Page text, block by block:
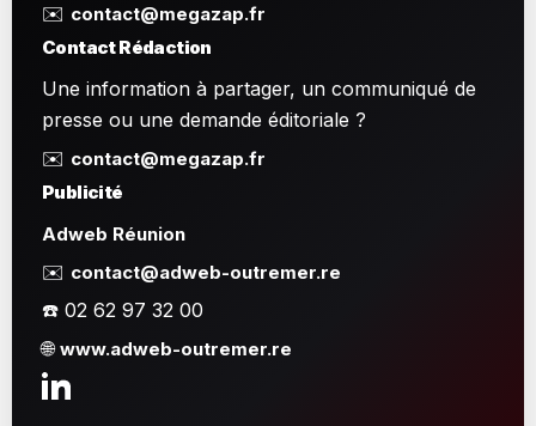
✉️ contact@megazap.fr
Contact Rédaction
Une information à partager, un communiqué de
presse ou une demande éditoriale ?
✉️ contact@megazap.fr
Publicité
Adweb Réunion
✉️ contact@adweb-outremer.re
☎️ 02 62 97 32 00
🌐www.adweb-outremer.re